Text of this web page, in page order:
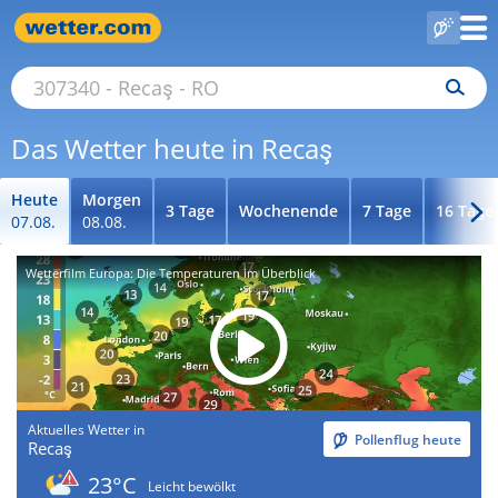
Das Wetter heute in Recaş
Heute
07.08.
Morgen
08.08.
3 Tage Wochenende 7 Tage 16 Tage
Wetterfilm Europa: Die Temperaturen im Überblick
Aktuelles Wetter in
Recaş Pollenflug heute
23°C
Leicht bewölkt